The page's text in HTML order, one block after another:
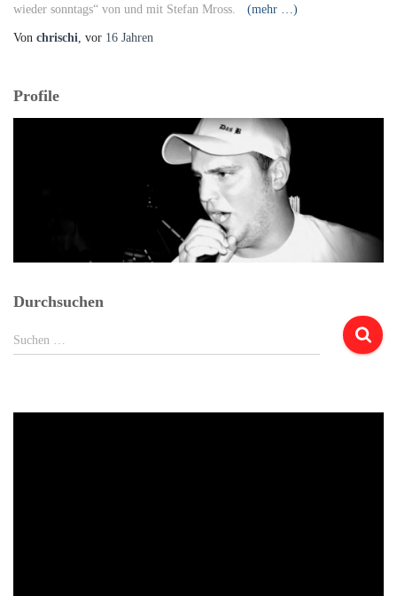
wieder sonntags“ von und mit Stefan Mross.
(mehr …)
Von chrischi, vor 16 Jahren
Profile
Durchsuchen
Suchen
nach:
Suchen …